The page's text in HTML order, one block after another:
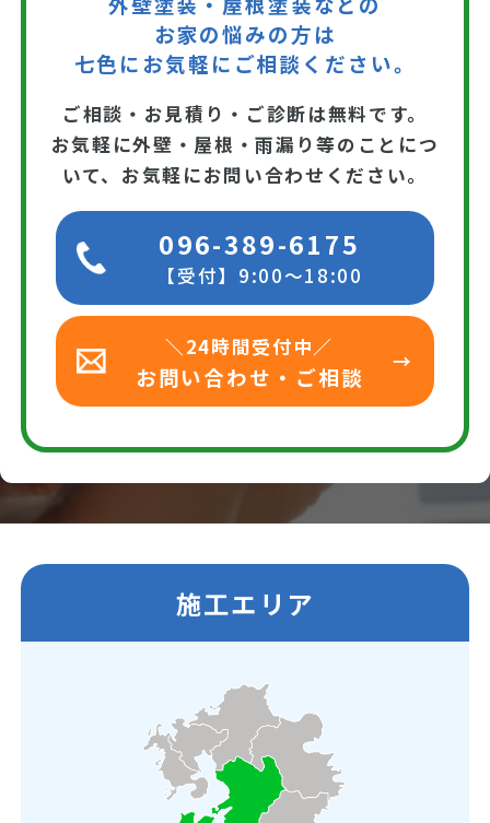
お家の悩みの方は
七色にお気軽にご相談ください。
ご相談・お見積り・ご診断は無料です。
お気軽に外壁・屋根・雨漏り等のことにつ
いて、お気軽にお問い合わせください。
096-389-6175
【受付】9:00～18:00
＼24時間受付中／
お問い合わせ・ご相談
施工エリア